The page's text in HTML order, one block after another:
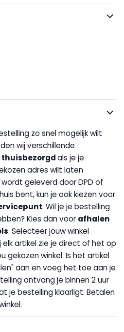
zo snel mogelijk wilt
wij verschillende
thuisbezorgdals je je
adres wilt laten
geleverd door DPD of
bent, kun je ook kiezen voor
. Wil je je bestelling
Kies dan voor afhalen
. Selecteer jouw winkel
artikel zie je direct of het op
gekozen winkel. Is het artikel
aan en voeg het toe aan je
ontvang je binnen 2 uur
je bestelling klaarligt. Betalen